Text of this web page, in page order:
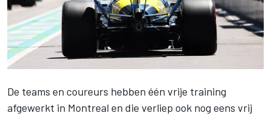
De teams en coureurs hebben één vrije training
afgewerkt in Montreal en die verliep ook nog eens vrij